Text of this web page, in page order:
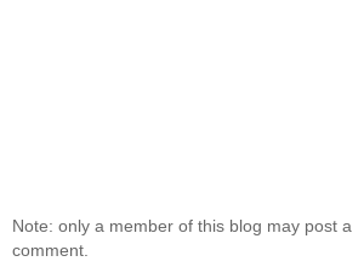
Note: only a member of this blog may post a
comment.